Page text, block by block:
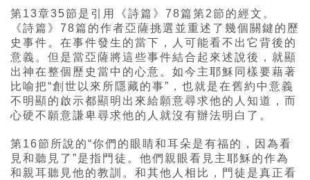
第13章35節是引用《詩篇》78篇第2節的經文。
《詩篇》78篇的作者亞薩挑選並重述了幾個關鍵的歷
史事件。在事件發生的當下，人可能看不出它背後的
意義。但是當亞薩將這些事件結合起來述說後，就顯
出神在整個歷史當中的心意。如今主耶穌同樣要藉著
比喻把“創世以來所隱藏的事”，也就是在舊約中意義
不明顯的啟示都顯明出來給願意尋求他的人知道，而
心硬不願意謙卑尋求他的人就沒有辦法明白了。
第16節所說的“你們的眼睛和耳朵是有福的，因為看
見和聽見了”是指門徒。他們親眼看見主耶穌的作為
和親耳聽見他的教訓。和其他人相比，門徒是真正看